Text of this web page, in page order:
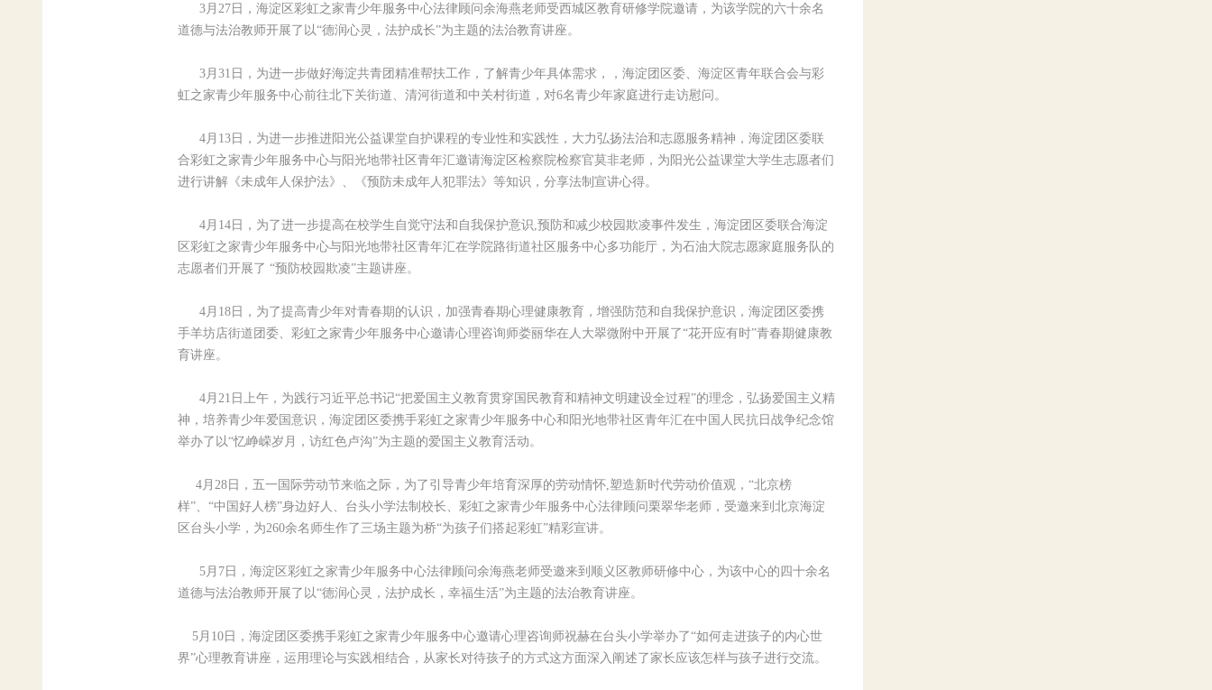
3月27日，海淀区彩虹之家青少年服务中心法律顾问余海燕老师受西城区教育研修学院邀请，为该学院的六十余名
道德与法治教师开展了以“德润心灵，法护成长”为主题的法治教育讲座。
3月31日，为进一步做好海淀共青团精准帮扶工作，了解青少年具体需求，，海淀团区委、海淀区青年联合会与彩
虹之家青少年服务中心前往北下关街道、清河街道和中关村街道，对6名青少年家庭进行走访慰问。
4月13日，为进一步推进阳光公益课堂自护课程的专业性和实践性，大力弘扬法治和志愿服务精神，海淀团区委联
合彩虹之家青少年服务中心与阳光地带社区青年汇邀请海淀区检察院检察官莫非老师，为阳光公益课堂大学生志愿者们
进行讲解《未成年人保护法》、《预防未成年人犯罪法》等知识，分享法制宣讲心得。
4月14日，为了进一步提高在校学生自觉守法和自我保护意识,预防和减少校园欺凌事件发生，海淀团区委联合海淀
区彩虹之家青少年服务中心与阳光地带社区青年汇在学院路街道社区服务中心多功能厅，为石油大院志愿家庭服务队的
志愿者们开展了 “预防校园欺凌”主题讲座。
4月18日，为了提高青少年对青春期的认识，加强青春期心理健康教育，增强防范和自我保护意识，海淀团区委携
手羊坊店街道团委、彩虹之家青少年服务中心邀请心理咨询师娄丽华在人大翠微附中开展了“花开应有时”青春期健康教
育讲座。
4月21日上午，为践行习近平总书记“把爱国主义教育贯穿国民教育和精神文明建设全过程”的理念，弘扬爱国主义精
神，培养青少年爱国意识，海淀团区委携手彩虹之家青少年服务中心和阳光地带社区青年汇在中国人民抗日战争纪念馆
举办了以“忆峥嵘岁月，访红色卢沟”为主题的爱国主义教育活动。
4月28日，五一国际劳动节来临之际，为了引导青少年培育深厚的劳动情怀,塑造新时代劳动价值观，“北京榜
样”、“中国好人榜”身边好人、台头小学法制校长、彩虹之家青少年服务中心法律顾问栗翠华老师，受邀来到北京海淀
区台头小学，为260余名师生作了三场主题为桥“为孩子们搭起彩虹”精彩宣讲。
5月7日，海淀区彩虹之家青少年服务中心法律顾问余海燕老师受邀来到顺义区教师研修中心，为该中心的四十余名
道德与法治教师开展了以“德润心灵，法护成长，幸福生活”为主题的法治教育讲座。
5月10日，海淀团区委携手彩虹之家青少年服务中心邀请心理咨询师祝赫在台头小学举办了“如何走进孩子的内心世
界”心理教育讲座，运用理论与实践相结合，从家长对待孩子的方式这方面深入阐述了家长应该怎样与孩子进行交流。